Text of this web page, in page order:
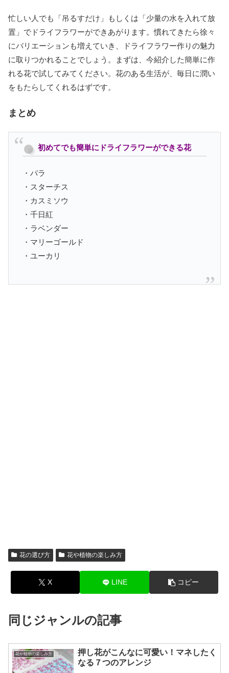
忙しい人でも「吊るすだけ」もしくは「少量の水を入れて放
置」でドライフラワーができあがります。慣れてきたら徐々
にバリエーションも増えていき、ドライフラワー作りの魅力
に取りつかれることでしょう。まずは、今紹介した簡単に作
れる花で試してみてください。花のある生活が、毎日に潤い
をもたらしてくれるはずです。
まとめ
初めてでも簡単にドライフラワーができる花
・バラ
・スターチス
・カスミソウ
・千日紅
・ラベンダー
・マリーゴールド
・ユーカリ
花の選び方 花や植物の楽しみ方
X LINE コピー
同じジャンルの記事
花や植物の楽しみ方
押し花がこんなに可愛い！マネしたく
なる７つのアレンジ